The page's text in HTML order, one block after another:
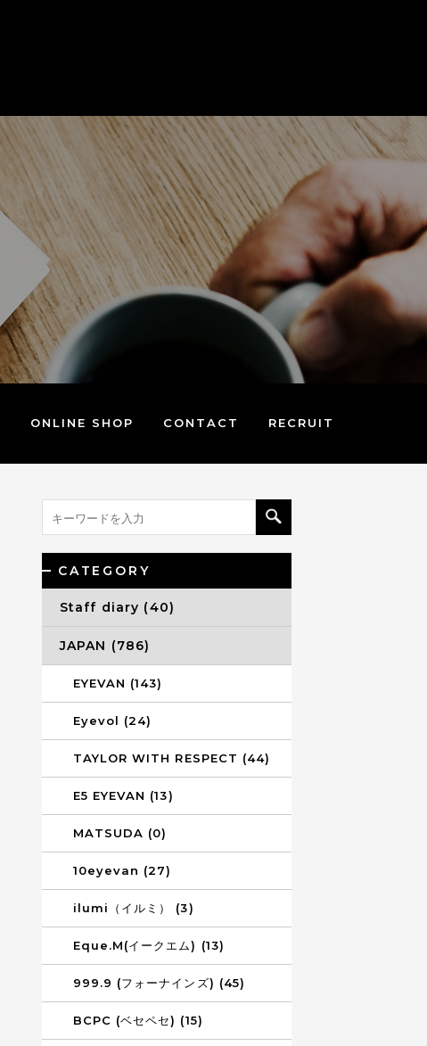
ONLINE SHOP CONTACT RECRUIT
CATEGORY
Staff diary (40)
JAPAN (786)
EYEVAN (143)
Eyevol (24)
TAYLOR WITH RESPECT (44)
E5 EYEVAN (13)
MATSUDA (0)
10eyevan (27)
ilumi（イルミ） (3)
Eque.M(イークエム) (13)
999.9 (フォーナインズ) (45)
BCPC (ベセペセ) (15)